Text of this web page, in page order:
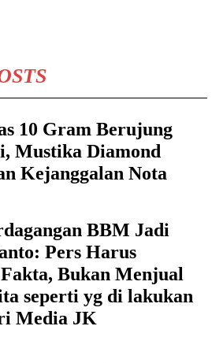
10 Gram Berujung
Mustika Diamond
Kejanggalan Nota
BBM Jadi
Pers Harus
Bukan Menjual
seperti yg di lakukan
Media JK